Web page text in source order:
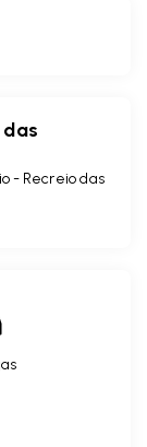
das
- Recreio das